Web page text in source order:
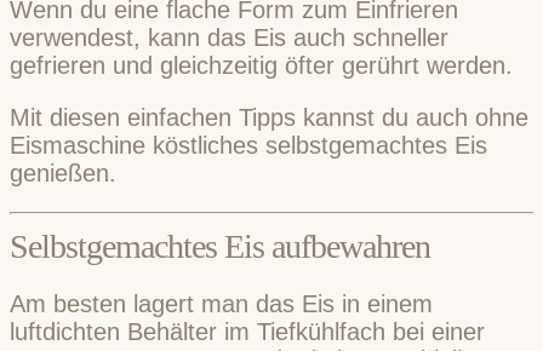
Wenn du eine flache Form zum Einfrieren
verwendest, kann das Eis auch schneller
gefrieren und gleichzeitig öfter gerührt werden.
Mit diesen einfachen Tipps kannst du auch ohne
Eismaschine köstliches selbstgemachtes Eis
genießen.
Selbstgemachtes Eis aufbewahren
Am besten lagert man das Eis in einem
luftdichten Behälter im Tiefkühlfach bei einer